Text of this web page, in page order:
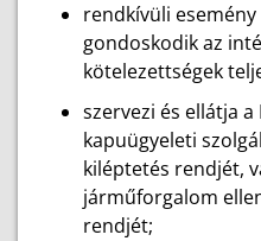
rendkívüli
gondoskodik az
kötelezettségek
szervezi és ellátja
kapuügyeleti
kiléptetés rendjét,
járműforgalom
rendjét;